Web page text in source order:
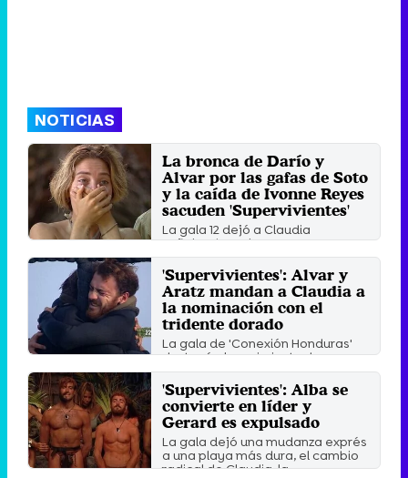
NOTICIAS
La bronca de Darío y
Alvar por las gafas de Soto
y la caída de Ivonne Reyes
sacuden 'Supervivientes'
La gala 12 dejó a Claudia
señalando a Alvar por su
nominación con el tridente
dorado, ...
Miércoles 27 Mayo 2026 12:59
(hace 1 minuto)
'Supervivientes': Alvar y
Aratz mandan a Claudia a
la nominación con el
tridente dorado
La gala de 'Conexión Honduras'
destapó el movimiento de
comida de Claudia y Maica, ...
Lunes 25 Mayo 2026 12:00 (hace 23
segundos)
'Supervivientes': Alba se
convierte en líder y
Gerard es expulsado
La gala dejó una mudanza exprés
a una playa más dura, el cambio
radical de Claudia, la ...